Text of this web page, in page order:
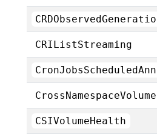
CRIListStreaming
CSIVolumeHealth